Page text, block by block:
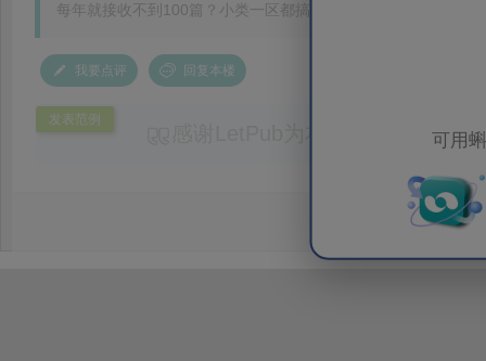
可用
每年就接收不到100篇？小类一区都搞没了......这期刊水平还是
我要点评 回复本楼
发表范例
感谢LetPub为本论文提供专业
效应及界面电荷传输等研究内容，
论述逻辑进行了系统梳理，使研究
析及机理讨论之间的关系更加清晰